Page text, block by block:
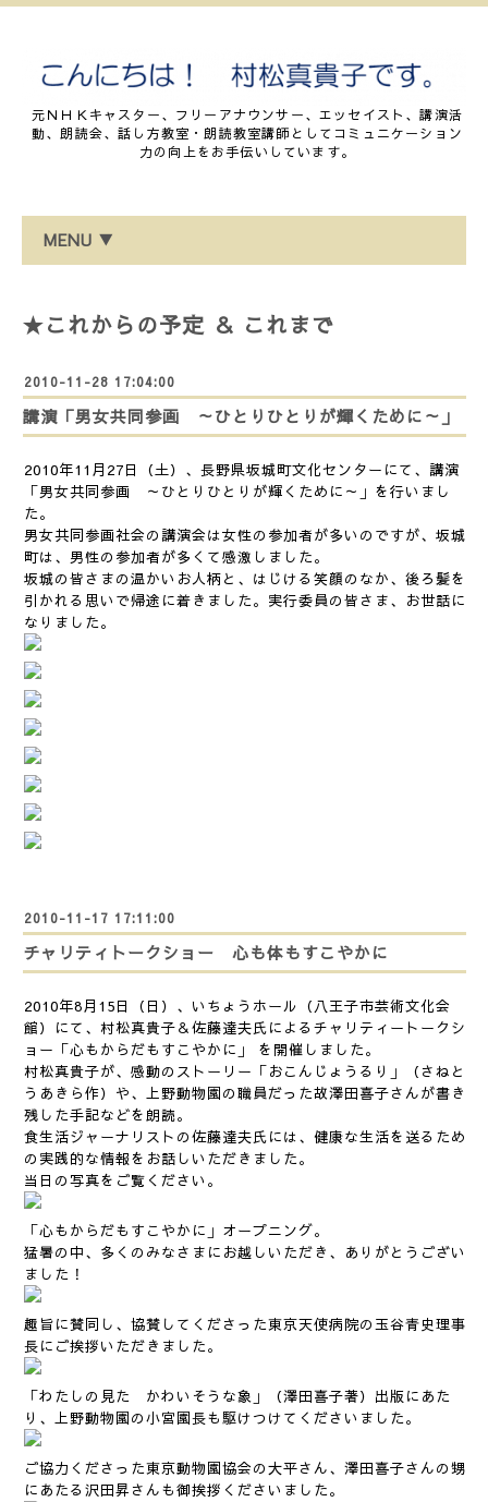
元ＮＨＫキャスター、フリーアナウンサー、エッセイスト、講演活
動、朗読会、話し方教室・朗読教室講師としてコミュニケーション
力の向上をお手伝いしています。
MENU ▼
★これからの予定 ＆ これまで
2010-11-28 17:04:00
講演「男女共同参画 ～ひとりひとりが輝くために～」
2010年11月27日（土）、長野県坂城町文化センターにて、講演
「男女共同参画 ～ひとりひとりが輝くために～」を行いまし
た。
男女共同参画社会の講演会は女性の参加者が多いのですが、坂城
町は、男性の参加者が多くて感激しました。
坂城の皆さまの温かいお人柄と、はじける笑顔のなか、後ろ髪を
引かれる思いで帰途に着きました。実行委員の皆さま、お世話に
なりました。
2010-11-17 17:11:00
チャリティトークショー 心も体もすこやかに
2010年8月15日（日）、いちょうホール（八王子市芸術文化会
館）にて、村松真貴子＆佐藤達夫氏によるチャリティートークシ
ョー「心もからだもすこやかに」 を開催しました。
村松真貴子が、感動のストーリー「おこんじょうるり」（さねと
うあきら作）や、上野動物園の職員だった故澤田喜子さんが書き
残した手記などを朗読。
食生活ジャーナリストの佐藤達夫氏には、健康な生活を送るため
の実践的な情報をお話しいただきました。
当日の写真をご覧ください。
「心もからだもすこやかに」オープニング。
猛暑の中、多くのみなさまにお越しいただき、ありがとうござい
ました！
趣旨に賛同し、協賛してくださった東京天使病院の玉谷青史理事
長にご挨拶いただきました。
「わたしの見た かわいそうな象」（澤田喜子著）出版にあた
り、上野動物園の小宮園長も駆けつけてくださいました。
ご協力くださった東京動物園協会の大平さん、澤田喜子さんの甥
にあたる沢田昇さんも御挨拶くださいました。